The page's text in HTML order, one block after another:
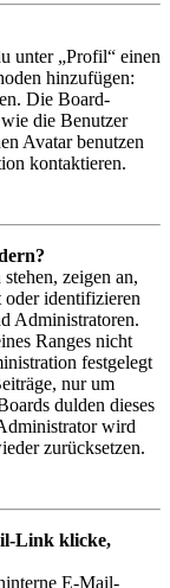
unter „Profil“ einen
hinzufügen:
Die Board-
die Benutzer
Avatar benutzen
kontaktieren.
zeigen an,
oder identifizieren
Administratoren.
Ranges nicht
festgelegt
nur um
dulden dieses
wird
zurücksetzen.
Link klicke,
E-Mail-